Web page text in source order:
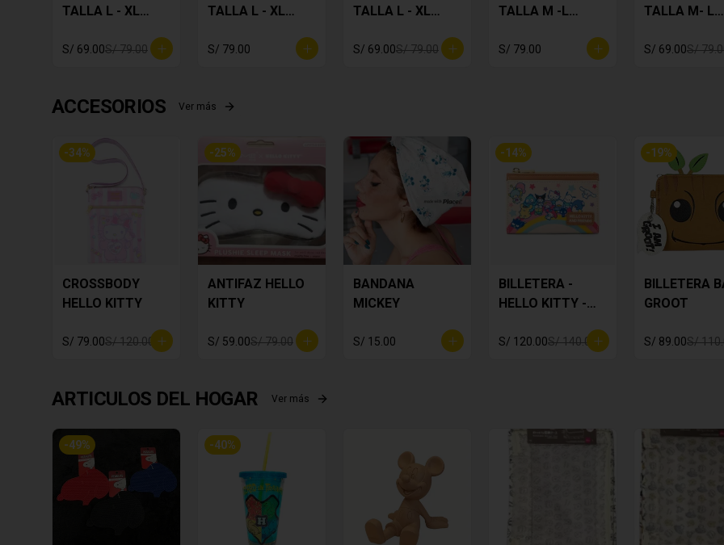
TALLA L - XL
S/ 69.00S/ 79.00
TALLA L - XL
S/ 79.00
TALLA L - XL
S/ 69.00S/ 79.00
TALLA M -L
S/ 79.00
TALLA M- L
S/ 69.00S/
ACCESORIOS Ver más
-34%
CROSSBODY
HELLO KITTY
S/ 79.00S/ 120.00
-25%
ANTIFAZ HELLO
KITTY
S/ 59.00S/ 79.00
BANDANA
MICKEY
S/ 15.00
-14%
BILLETERA -
HELLO KITTY -
S/ 120.00S/ 140.00
-19%
BILLETERA
GROOT
S/ 89.00S/
ARTICULOS DEL HOGAR Ver más
-49% -40%